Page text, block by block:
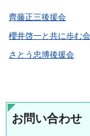
齊藤正三後援会
櫻井啓一と共に歩む会
さとう忠博後援会
お問い合わせ